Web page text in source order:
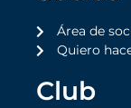
Área de
Quiero
Club